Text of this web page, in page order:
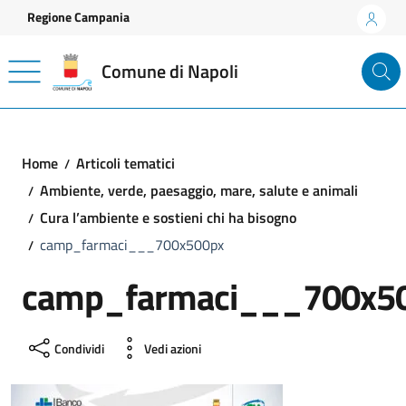
Vai ai contenuti
Vai al footer
Regione Campania
Comune di Napoli
Home
Articoli tematici
Ambiente, verde, paesaggio, mare, salute e animali
Cura l’ambiente e sostieni chi ha bisogno
camp_farmaci___700x500px
Condividi Vedi azioni